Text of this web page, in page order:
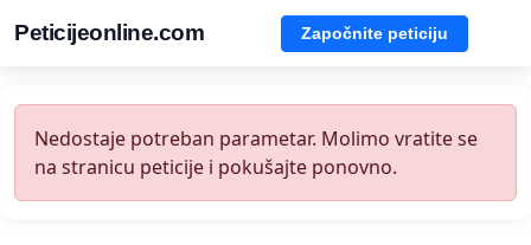
Peticijeonline.com Započnite peticiju
Nedostaje potreban parametar. Molimo vratite se
na stranicu peticije i pokušajte ponovno.